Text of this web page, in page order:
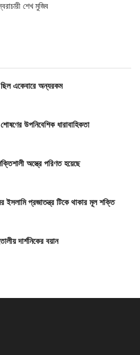
শেখ মুজিব
ছিল একেবারে অন্যরকম
উপনিবেশিক ধারাবাহিকতা
অস্ত্রে পরিণত হয়েছে
ইসলামি প্রজাতন্ত্র টিকে থাকার মূল শক্তি
দার্শনিকের বয়ান